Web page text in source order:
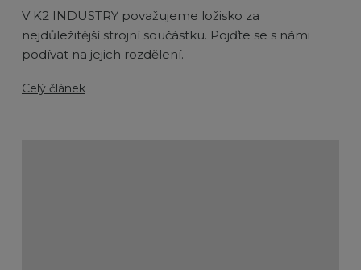
V K2 INDUSTRY považujeme ložisko za
nejdůležitější strojní součástku. Pojďte se s námi
podívat na jejich rozdělení.
Celý článek